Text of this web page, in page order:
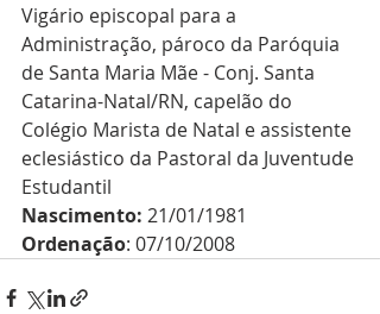
Vigário episcopal para a
Administração, pároco da Paróquia
de Santa Maria Mãe - Conj. Santa
Catarina-Natal/RN, capelão do
Colégio Marista de Natal e assistente
eclesiástico da Pastoral da Juventude
Estudantil
Nascimento: 21/01/1981
Ordenação: 07/10/2008